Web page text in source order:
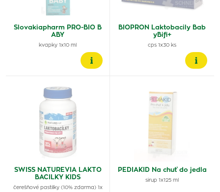
Slovakiapharm PRO-BIO B
ABY
kvapky 1x10 ml
BIOPRON Laktobacily Bab
yBifi+
cps 1x30 ks
SWISS NATUREVIA LAKTO
BACILKY KIDS
čerešňové pastilky (10% zdarma) 1x
PEDIAKID Na chuť do jedla
sirup 1x125 ml